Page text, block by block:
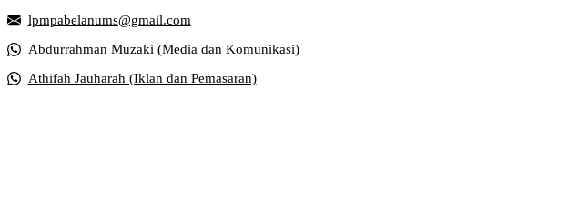
lpmpabelanums@gmail.com
Abdurrahman Muzaki (Media dan Komunikasi)
Athifah Jauharah (Iklan dan Pemasaran)